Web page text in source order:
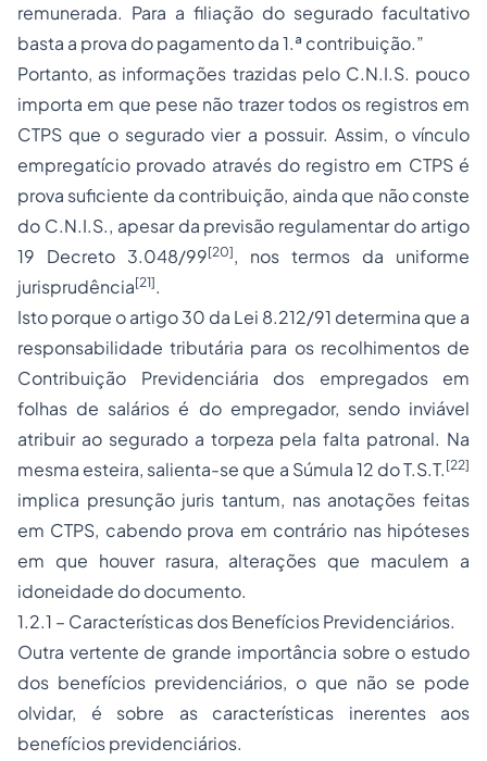
remunerada. Para a filiação do segurado facultativo
basta a prova do pagamento da 1.ª contribuição.”
Portanto, as informações trazidas pelo C.N.I.S. pouco
importa em que pese não trazer todos os registros em
CTPS que o segurado vier a possuir. Assim, o vínculo
empregatício provado através do registro em CTPS é
prova suficiente da contribuição, ainda que não conste
do C.N.I.S., apesar da previsão regulamentar do artigo
19 Decreto 3.048/99[20], nos termos da uniforme
jurisprudência[21].
Isto porque o artigo 30 da Lei 8.212/91 determina que a
responsabilidade tributária para os recolhimentos de
Contribuição Previdenciária dos empregados em
folhas de salários é do empregador, sendo inviável
atribuir ao segurado a torpeza pela falta patronal. Na
mesma esteira, salienta-se que a Súmula 12 do T.S.T. [22]
implica presunção juris tantum, nas anotações feitas
em CTPS, cabendo prova em contrário nas hipóteses
em que houver rasura, alterações que maculem a
idoneidade do documento.
1.2.1 – Características dos Benefícios Previdenciários.
Outra vertente de grande importância sobre o estudo
dos benefícios previdenciários, o que não se pode
olvidar, é sobre as características inerentes aos
benefícios previdenciários.